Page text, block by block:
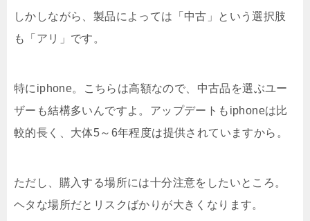
しかしながら、製品によっては「中古」という選択肢
も「アリ」です。
特にiphone。こちらは高額なので、中古品を選ぶユー
ザーも結構多いんですよ。アップデートもiphoneは比
較的長く、大体5～6年程度は提供されていますから。
ただし、購入する場所には十分注意をしたいところ。
ヘタな場所だとリスクばかりが大きくなります。